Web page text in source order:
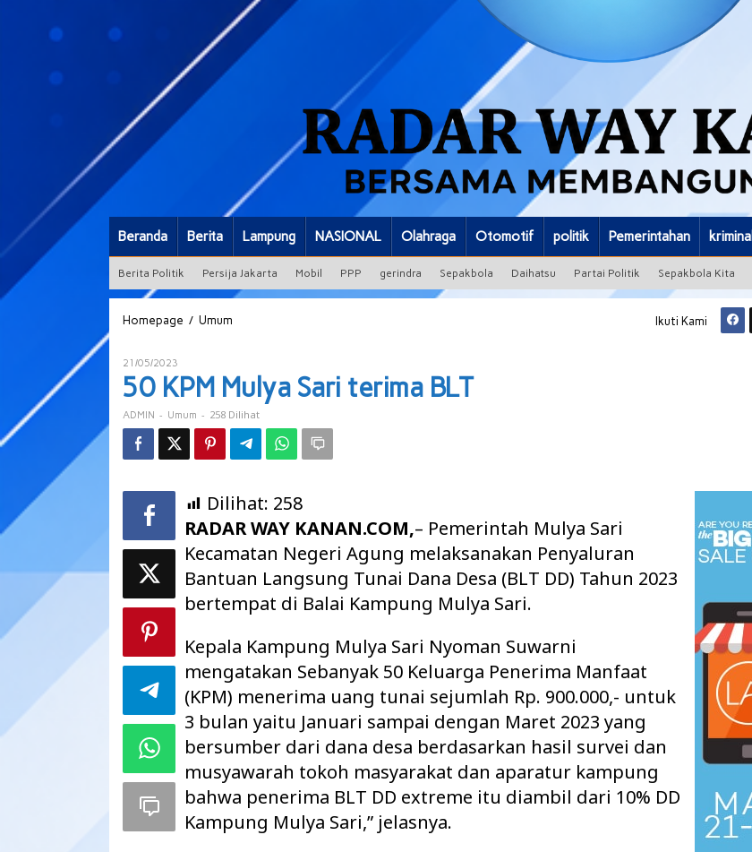
Beranda Berita Lampung NASIONAL Olahraga Otomotif politik Pemerintahan kriminal
Berita Politik Persija Jakarta Mobil PPP gerindra Sepakbola Daihatsu Partai Politik Sepakbola Kita
Homepage / Umum
terima
Ikuti Kami
21/05/2023
ADMIN
50 KPM Mulya Sari terima BLT
ADMIN - Umum - 258 Dilihat
Dilihat: 258
RADAR WAY KANAN.COM,– Pemerintah Mulya Sari
Kecamatan Negeri Agung melaksanakan Penyaluran
Bantuan Langsung Tunai Dana Desa (BLT DD) Tahun 2023
bertempat di Balai Kampung Mulya Sari.
Kepala Kampung Mulya Sari Nyoman Suwarni
mengatakan Sebanyak 50 Keluarga Penerima Manfaat
(KPM) menerima uang tunai sejumlah Rp. 900.000,- untuk
3 bulan yaitu Januari sampai dengan Maret 2023 yang
bersumber dari dana desa berdasarkan hasil survei dan
musyawarah tokoh masyarakat dan aparatur kampung
bahwa penerima BLT DD extreme itu diambil dari 10% DD
Kampung Mulya Sari,” jelasnya.